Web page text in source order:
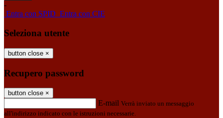
-
Entra con SPID Entra con CIE
Seleziona utente
button close ×
Recupero password
button close ×
E-mail Verrà inviato un messaggio
all'indirizzo indicato con le istruzioni necessarie.